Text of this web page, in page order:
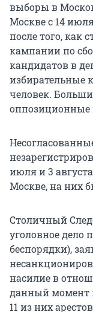
выборы в
Москве с 14
после того, как
кампании по
кандидатов в
избирательные
человек.
оппозиционные
июля и 3
Москве, на них
Столичный
уголовное дело
беспорядки),
насилие в
данный момент
11 из них